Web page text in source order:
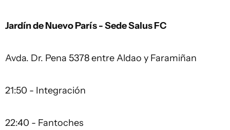
Jardín de Nuevo París - Sede Salus FC
Avda. Dr. Pena 5378 entre Aldao y Faramiñan
21:50 - Integración
22:40 - Fantoches